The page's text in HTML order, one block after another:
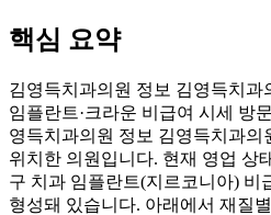
핵심 요약
김영득치과의원 정보 김영득치과
임플란트·크라운 비급여 시세 방
영득치과의원 정보 김영득치과의
위치한 의원입니다. 현재 영업 상
구 치과 임플란트(지르코니아) 비
형성돼 있습니다. 아래에서 재질